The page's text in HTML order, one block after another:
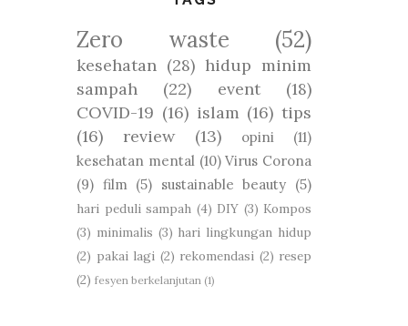
Zero waste (52)
kesehatan (28) hidup minim
sampah
(22) event
(18)
COVID-19 (16) islam (16) tips
(16)
review (13) opini
(11)
kesehatan mental (10) Virus Corona
(9) film (5) sustainable beauty (5)
hari peduli sampah (4) DIY (3) Kompos
(3) minimalis (3) hari lingkungan hidup
(2) pakai lagi (2) rekomendasi (2) resep
(2) fesyen berkelanjutan (1)